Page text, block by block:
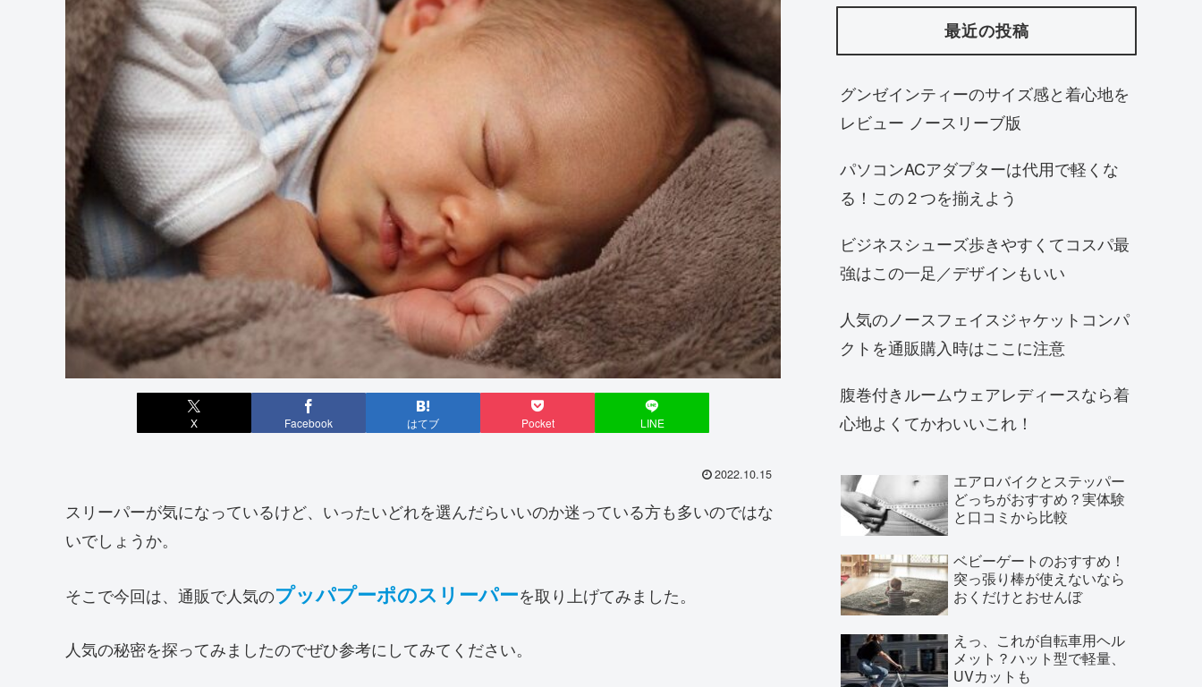
X Facebook はてブ Pocket LINE
2022.10.15
スリーパーが気になっているけど、いったいどれを選んだらいいのか迷っている方も多いのではな
いでしょうか。
そこで今回は、通販で人気のプッパプーポのスリーパーを取り上げてみました。
人気の秘密を探ってみましたのでぜひ参考にしてみてください。
最近の投稿
グンゼインティーのサイズ感と着心地を
レビュー ノースリーブ版
パソコンACアダプターは代用で軽くな
る！この２つを揃えよう
ビジネスシューズ歩きやすくてコスパ最
強はこの一足／デザインもいい
人気のノースフェイスジャケットコンパ
クトを通販購入時はここに注意
腹巻付きルームウェアレディースなら着
心地よくてかわいいこれ！
エアロバイクとステッパー
どっちがおすすめ？実体験
と口コミから比較
ベビーゲートのおすすめ！
突っ張り棒が使えないなら
おくだけとおせんぼ
えっ、これが自転車用ヘル
メット？ハット型で軽量、
UVカットも